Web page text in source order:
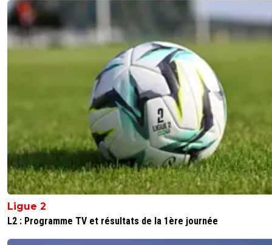
Ligue 2
L2 : Programme TV et résultats de la 1ère journée